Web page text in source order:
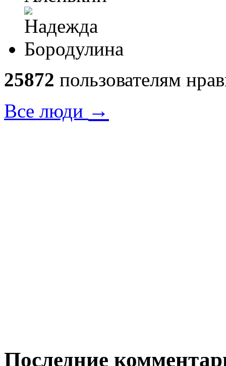
25872 пользователям
Все люди →
Последние